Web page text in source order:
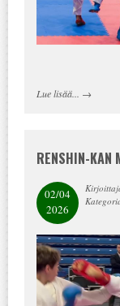
Lue lisää... →
RENSHIN-KAN
02/04
2026